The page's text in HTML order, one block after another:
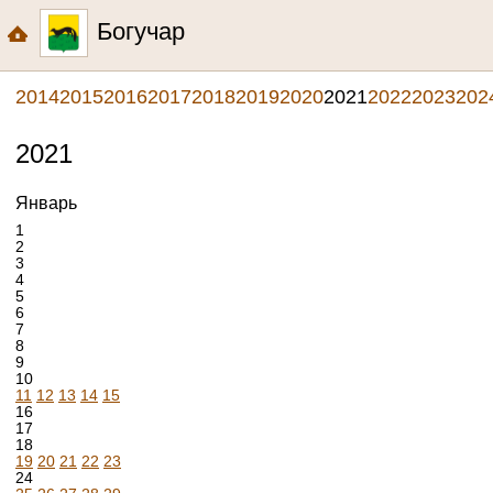
Богучар
2014201520162017201820192020202120222023
2021
Январь
1
2
3
4
5
6
7
8
9
10
11 12 13 14 15
16
17
18
19 20 21 22 23
24